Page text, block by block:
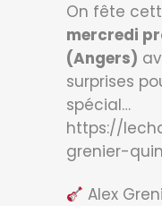
On fête
mercredi
(Angers)
surprises
spécial…
https://
grenier-
Alex